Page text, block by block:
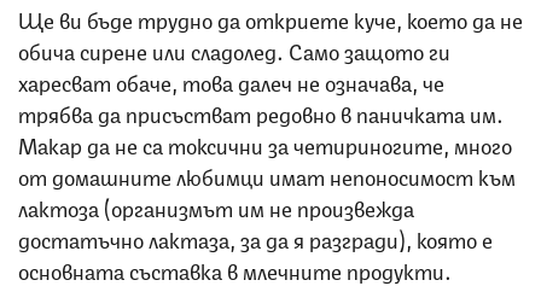
Ще ви бъде трудно да откриете куче, което да не
обича сирене или сладолед. Само защото ги
харесват обаче, това далеч не означава, че
трябва да присъстват редовно в паничката им.
Макар да не са токсични за четириногите, много
от домашните любимци имат непоносимост към
лактоза (организмът им не произвежда
достатъчно лактаза, за да я разгради), която е
основната съставка в млечните продукти.